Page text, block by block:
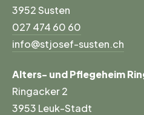
3952 Susten
027 474 60 60
info@stjosef-susten.ch
Alters- und Pflegeheim
Ringacker 2
3953 Leuk-Stadt